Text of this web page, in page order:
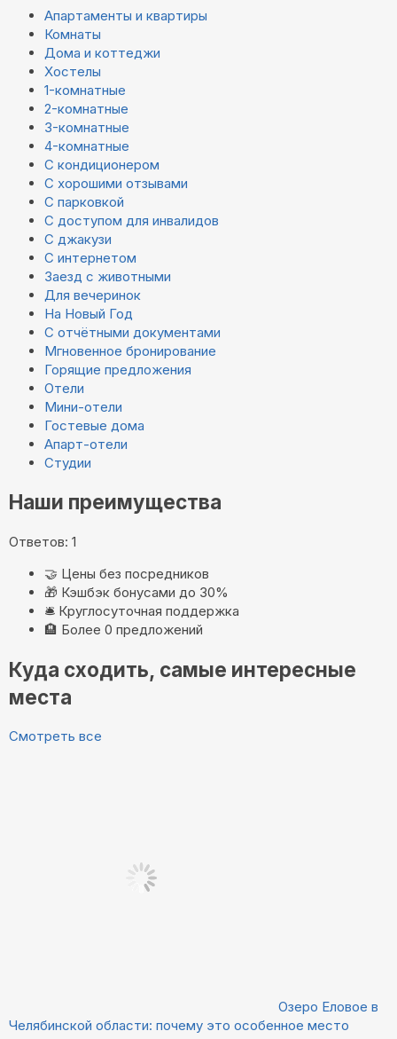
Апартаменты и квартиры
Комнаты
Дома и коттеджи
Хостелы
1-комнатные
2-комнатные
3-комнатные
4-комнатные
С кондиционером
С хорошими отзывами
С парковкой
С доступом для инвалидов
С джакузи
С интернетом
Заезд с животными
Для вечеринок
На Новый Год
С отчётными документами
Мгновенное бронирование
Горящие предложения
Отели
Мини-отели
Гостевые дома
Апарт-отели
Студии
Наши преимущества
Ответов: 1
🤝 Цены без посредников
🎁 Кэшбэк бонусами до 30%
🛎️ Круглосуточная поддержка
🏨 Более 0 предложений
Куда сходить, самые интересные
места
Смотреть все
Озеро Еловое в
Челябинской области: почему это особенное место